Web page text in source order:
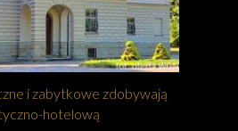
i zabytkowe zdobywają
hotelową